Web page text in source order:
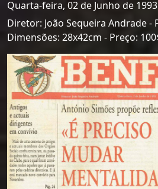
Quarta-feira, 02 de Junho de 1993
Diretor: João Sequeira Andrade -
Dimensões: 28x42cm - Preço: